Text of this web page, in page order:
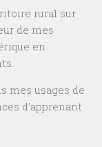
rural sur
de mes
en
mes usages de
d’apprenant.